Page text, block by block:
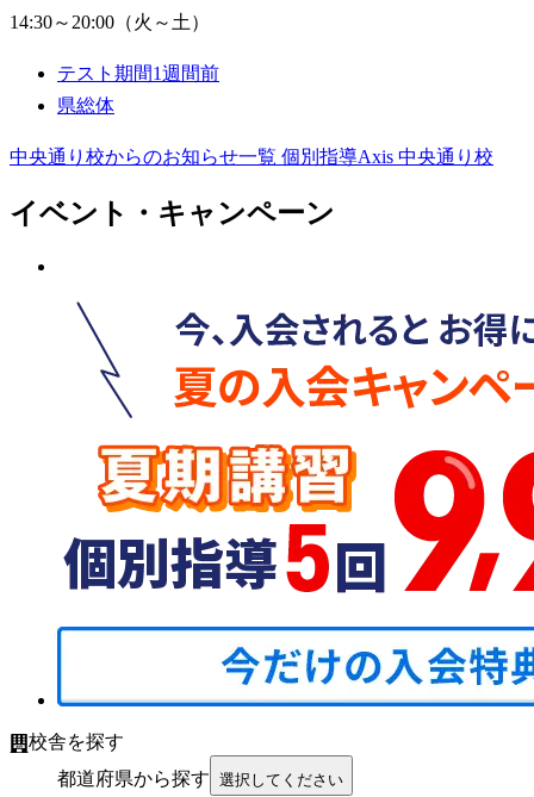
14:30～20:00（火～土）
テスト期間1週間前
県総体
中央通り校からのお知らせ一覧 個別指導Axis 中央通り校
イベント・キャンペーン
校舎を探す
都道府県から探す 選択してください